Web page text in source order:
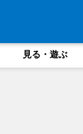
見る・遊ぶ